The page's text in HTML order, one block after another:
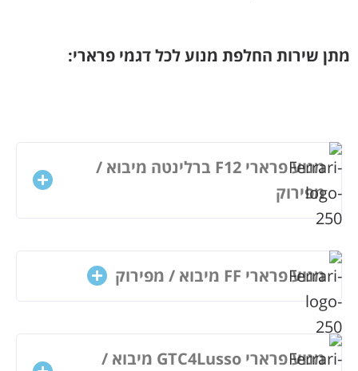
מתן שירות החלפת מנוע לכל דגמי פרארי:
מנוע פרארי F12 ברלינטה מיבוא /
מפירוק
מנוע פרארי FF מיבוא / מפירוק
מנוע פרארי GTC4Lusso מיבוא /